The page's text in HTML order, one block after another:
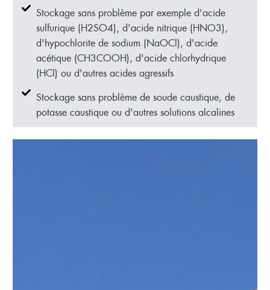
Stockage sans problème par exemple d'acide
sulfurique (H2SO4), d'acide nitrique (HNO3),
d'hypochlorite de sodium (NaOCl), d'acide
acétique (CH3COOH), d'acide chlorhydrique
(HCl) ou d'autres acides agressifs
Stockage sans problème de soude caustique, de
potasse caustique ou d'autres solutions alcalines